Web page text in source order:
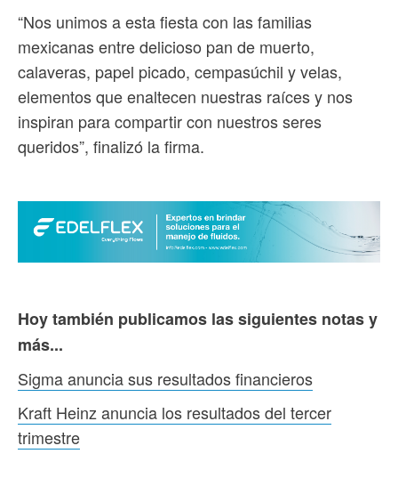
“Nos unimos a esta fiesta con las familias
mexicanas entre delicioso pan de muerto,
calaveras, papel picado, cempasúchil y velas,
elementos que enaltecen nuestras raíces y nos
inspiran para compartir con nuestros seres
queridos”, finalizó la firma.
Hoy también publicamos las siguientes notas y
más...
Sigma anuncia sus resultados financieros
Kraft Heinz anuncia los resultados del tercer
trimestre